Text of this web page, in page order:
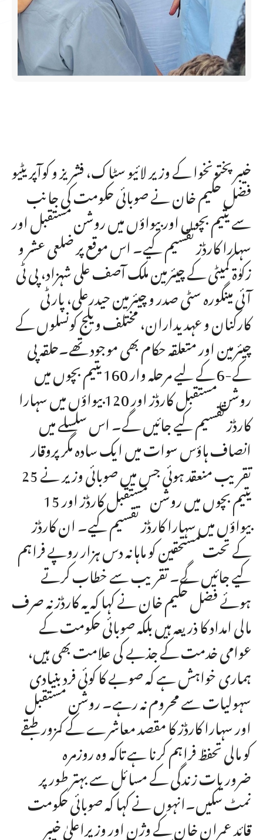
خیبر پختونخوا کے وزیر لائیو سٹاک، فشریز و کوآپریٹیو
فضل حکیم خان نے صوبائی حکومت کی جانب
سے یتیم بچوں اور بیواؤں میں روشن مستقبل اور
سہارا کارڈز تقسیم کیے۔ اس موقع پر ضلعی عشر و
زکوٰۃ کمیٹی کے چیئرمین ملک آصف علی شہزاد، پی ٹی
آئی مینگورہ سٹی صدر و چیئرمین حیدرعلی، پارٹی
کارکنان و عہدیداران، مختلف ویلج کونسلوں کے
چیئرمین اور متعلقہ حکام بھی موجود تھے۔حلقہ پی
کے-6 کے لیے مرحلہ وار 160 یتیم بچوں میں
روشن مستقبل کارڈز اور 120 بیواؤں میں سہارا
کارڈز تقسیم کیے جائیں گے۔ اس سلسلے میں
انصاف ہاؤس سوات میں ایک سادہ مگر پروقار
تقریب منعقد ہوئی جس میں صوبائی وزیر نے 25
یتیم بچوں میں روشن مستقبل کارڈز اور 15
بیواؤں میں سہارا کارڈز تقسیم کیے۔ ان کارڈز
کے تحت مستحقین کو ماہانہ دس ہزار روپے فراہم
کیے جائیں گے۔ تقریب سے خطاب کرتے
ہوئے فضل حکیم خان نے کہا کہ یہ کارڈز نہ صرف
مالی امداد کا ذریعہ ہیں بلکہ صوبائی حکومت کے
عوامی خدمت کے جذبے کی علامت بھی ہیں،
ہماری خواہش ہے کہ صوبے کا کوئی فرد بنیادی
سہولیات سے محروم نہ رہے۔ روشن مستقبل
اور سہارا کارڈز کا مقصد معاشرے کے کمزور طبقے
کو مالی تحفظ فراہم کرنا ہے تاکہ وہ روزمرہ
ضروریات زندگی کے مسائل سے بہتر طور پر
نمٹ سکیں۔انہوں نے کہا کہ صوبائی حکومت
قائد عمران خان کے وژن اور وزیراعلیٰ خیبر